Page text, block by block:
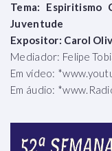
Tema: Espiritismo
Juventude
Expositor: Carol
Mediador: Felipe
Em vídeo:
Em áudio: